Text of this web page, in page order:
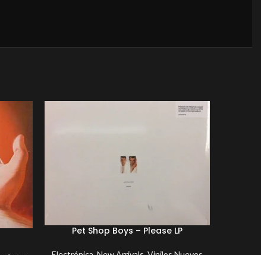
Pet Shop Boys – Please LP